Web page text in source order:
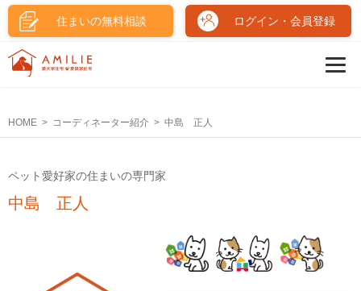
住まいの無料相談 ログイン・会員登録
HOME コーディネーター紹介 中島 正人
ペット愛好家の住まいの専門家
中島 正人